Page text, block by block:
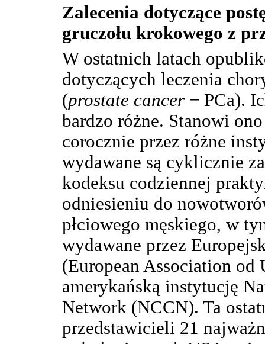
Zalecenia dotyczące
gruczołu krokowego z
W ostatnich latach
dotyczących leczenia
(prostate cancer − PCa).
bardzo różne. Stanowi
corocznie przez różne
wydawane są cyklicznie
kodeksu codziennej
odniesieniu do
płciowego męskiego, w
wydawane przez
(European Association
amerykańską instytucję
Network (NCCN). Ta
przedstawicieli 21